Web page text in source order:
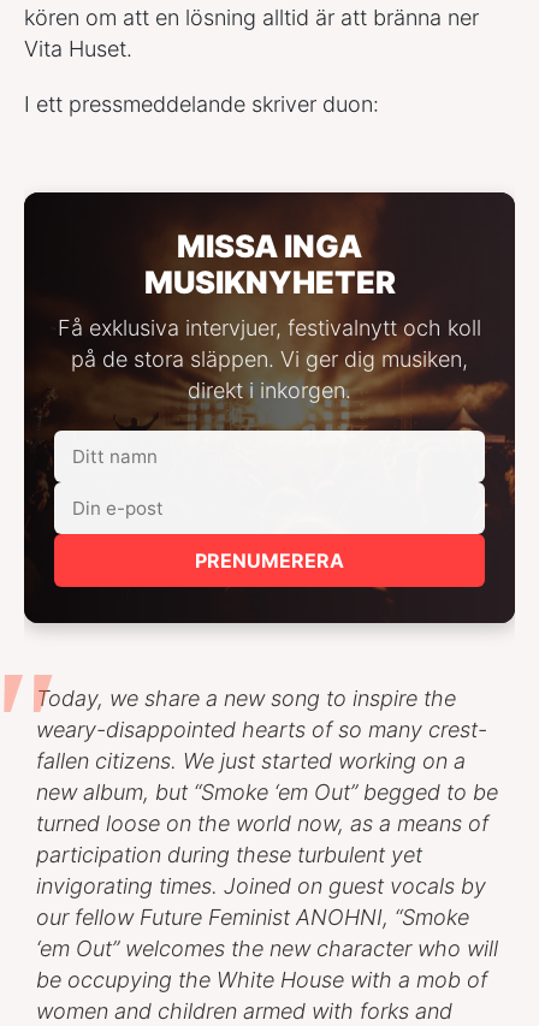
kören om att en lösning alltid är att bränna ner
Vita Huset.
I ett pressmeddelande skriver duon:
MISSA INGA
MUSIKNYHETER
Få exklusiva intervjuer, festivalnytt och koll
på de stora släppen. Vi ger dig musiken,
direkt i inkorgen.
PRENUMERERA
Today, we share a new song to inspire the
weary-disappointed hearts of so many crest-
fallen citizens. We just started working on a
new album, but “Smoke ‘em Out” begged to be
turned loose on the world now, as a means of
participation during these turbulent yet
invigorating times. Joined on guest vocals by
our fellow Future Feminist ANOHNI, “Smoke
‘em Out” welcomes the new character who will
be occupying the White House with a mob of
women and children armed with forks and